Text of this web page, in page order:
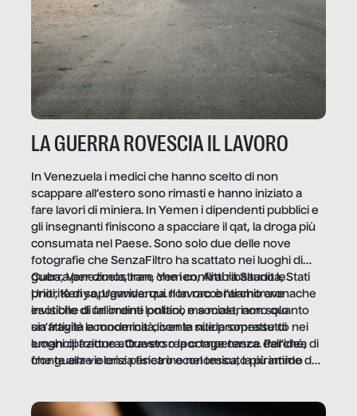
LA GUERRA ROVESCIA IL LAVORO
In Venezuela i medici che hanno scelto di non
scappare all’estero sono rimasti e hanno iniziato a
fare lavori di miniera. In Yemen i dipendenti pubblici e
gli insegnanti finiscono a spacciare il qat, la droga più
consumata nel Paese. Sono solo due delle nove
fotografie che SenzaFiltro ha scattato nei luoghi di
guerra per dimostrare che i conflitti ribaltano le
priorità di sopravvivenza. Il lavoro è l’architrave
invisibile di un ordine politico e sociale, non solo
un’attività economica: diventa nitida soprattutto nei
luoghi di frattura. Questo reportage nasce dall’idea
che guerre e crisi penetrino nel tessuto più intimo
Cuba, Venezuela, Iran, Yemen, Arabia Saudita, Stati
Uniti, Kenya, Uganda: qui non raccontiamo cronache
esotiche di fallimenti lontani, ma mostriamo quanto
sia fragile la modernità, con le sue promesse di
emancipazione attraverso la competenza. Perché, di
fronte alla violenza fisica o economica, la piramide del